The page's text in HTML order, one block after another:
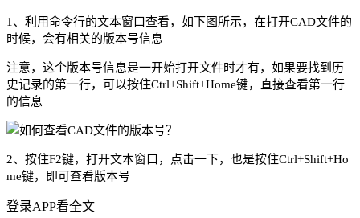
1、利用命令行的文本窗口查看，如下图所示，在打开CAD文件的
时候，会有相关的版本号信息
注意，这个版本号信息是一开始打开文件时才有，如果要找到历
史记录的第一行，可以按住Ctrl+Shift+Home键，直接查看第一行
的信息
2、按住F2键，打开文本窗口，点击一下，也是按住Ctrl+Shift+Ho
me键，即可查看版本号
登录APP看全文